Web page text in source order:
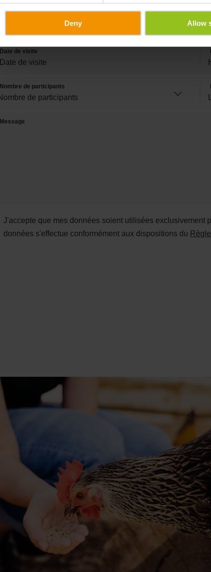
Deny Allow
Date de visite
Nombre de participants
Message
J'accepte que mes données soient utilisées exclusivement
données s'effectue conformément aux dispositions du